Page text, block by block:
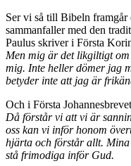
Ser vi så till Bibeln framgår
sammanfaller med den
Paulus skriver i Första
Men mig är det likgiltigt
mig. Inte heller dömer jag
betyder inte att jag är
Och i Första
Då förstår vi att vi är
oss kan vi inför honom
hjärta och förstår allt.
stå frimodiga inför Gud.